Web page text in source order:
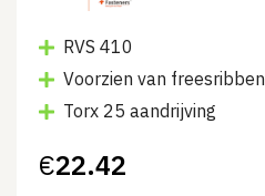
RVS 410
Voorzien van freesribben
Torx 25 aandrijving
€22.42